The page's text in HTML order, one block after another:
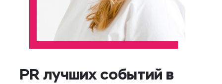
PR лучших событий в